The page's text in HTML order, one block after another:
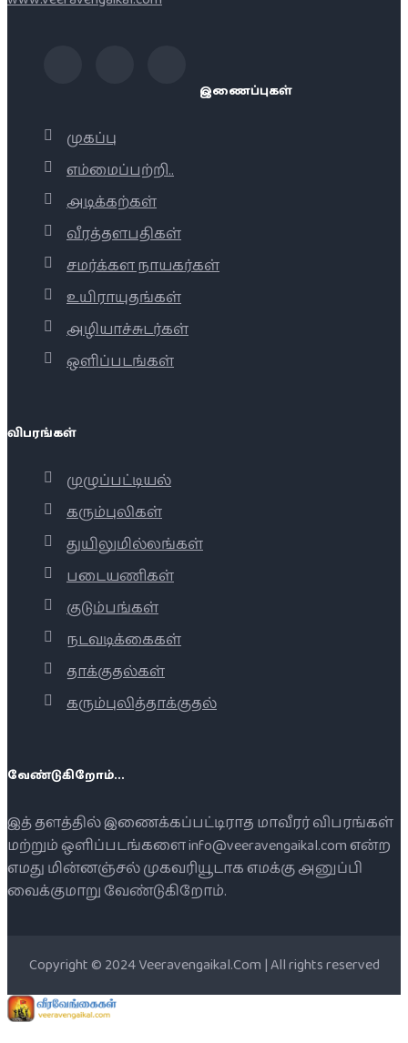
இணைப்புகள்
முகப்பு
எம்மைப்பற்றி..
அடிக்கற்கள்
வீரத்தளபதிகள்
சமர்க்கள நாயகர்கள்
உயிராயுதங்கள்
அழியாச்சுடர்கள்
ஒளிப்படங்கள்
விபரங்கள்
முழுப்பட்டியல்
கரும்புலிகள்
துயிலுமில்லங்கள்
படையணிகள்
குடும்பங்கள்
நடவடிக்கைகள்
தாக்குதல்கள்
கரும்புலித்தாக்குதல்
வேண்டுகிறோம்...
இத் தளத்தில் இணைக்கப்பட்டிராத மாவீரர் விபரங்கள்
மற்றும் ஒளிப்படங்களை info@veeravengaikal.com என்ற
எமது மின்னஞ்சல் முகவரியூடாக எமக்கு அனுப்பி
வைக்குமாறு வேண்டுகிறோம்.
Copyright © 2024 Veeravengaikal.Com | All rights reserved